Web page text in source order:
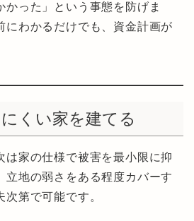
かった」という事態を防げま
にわかるだけでも、資金計画が
くい家を建てる
は家の仕様で被害を最小限に抑
立地の弱さをある程度カバーす
第で可能です。